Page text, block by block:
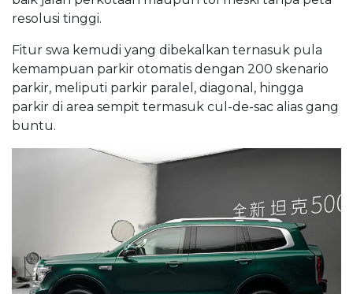
resolusi tinggi.
Fitur swa kemudi yang dibekalkan ternasuk pula
kemampuan parkir otomatis dengan 200 skenario
parkir, meliputi parkir paralel, diagonal, hingga
parkir di area sempit termasuk cul-de-sac alias gang
buntu.